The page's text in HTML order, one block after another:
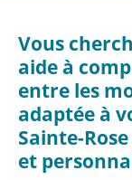
Vous
aide à
entre les
adaptée à
Sainte-
et